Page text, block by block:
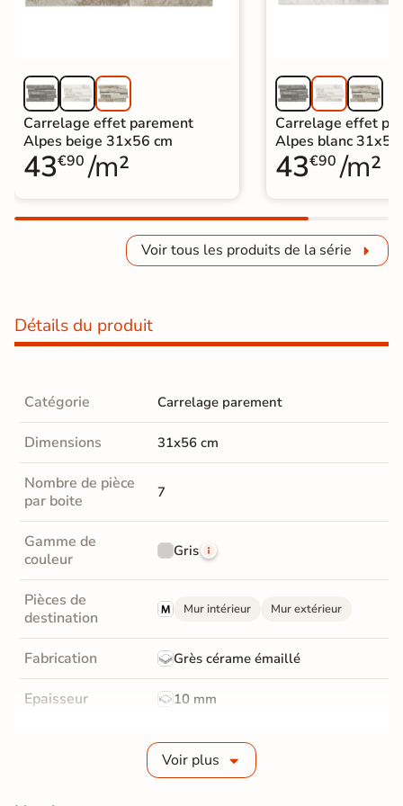
Carrelage effet parement
Alpes beige 31x56 cm
43€90 /m²
Carrelage effet
Alpes blanc 31x56
43€90 /m²
Voir tous les produits de la série
Détails du produit
Catégorie Carrelage parement
Dimensions 31x56 cm
Nombre de pièce
par boite
7
Gamme de
couleur
Gris
Pièces de
destination
Mur intérieur Mur extérieur
Fabrication Grès cérame émaillé
Epaisseur 10 mm
Non
Non-rectifié
Voir plus